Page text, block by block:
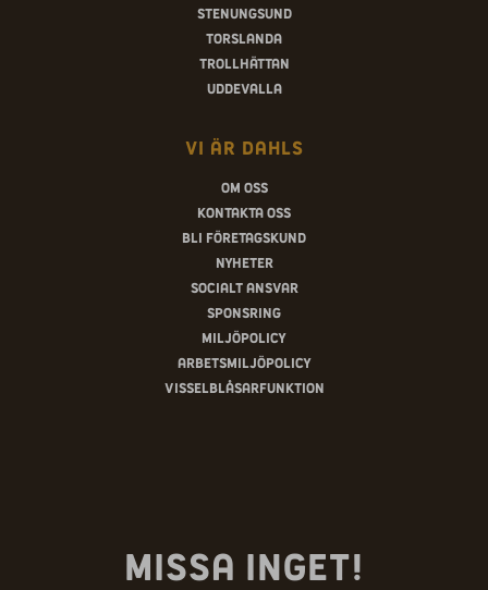
Stenungsund
Torslanda
Trollhättan
Uddevalla
Vi är Dahls
Om oss
Kontakta oss
Bli företagskund
Nyheter
Socialt ansvar
Sponsring
Miljöpolicy
Arbetsmiljöpolicy
Visselblåsarfunktion
Missa inget!